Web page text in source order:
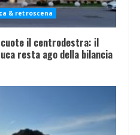
& retroscena
il centrodestra: il
resta ago della bilancia